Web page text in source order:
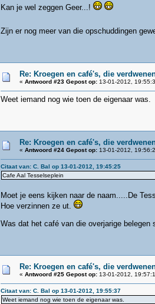
Kan je wel zeggen Geer...!
Zijn er nog meer van die opschuddingen
Re: Kroegen en café's, die
« Antwoord #23 Gepost op:13-01-2012,
Weet iemand nog wie toen de eigenaar was.
Re: Kroegen en café's, die
« Antwoord #24 Gepost op:13-01-2012,
Citaat van: C. Bal op 13-01-2012, 19:45:25
Cafe Aal Tesselseplein
Moet je eens kijken naar de naam.....De
Hoe verzinnen ze ut.
Was dat het café van die overjarige belegen
Re: Kroegen en café's, die
« Antwoord #25 Gepost op:13-01-2012,
Citaat van: C. Bal op 13-01-2012, 19:55:37
Weet iemand nog wie toen de eigenaar was.